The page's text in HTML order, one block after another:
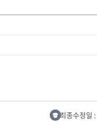
최종수정일 :